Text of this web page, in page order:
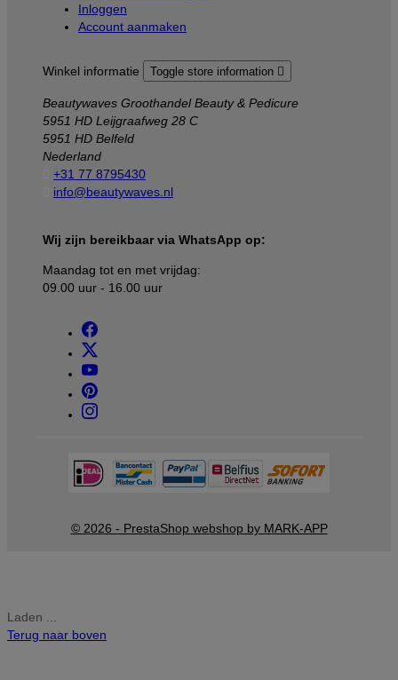
Inloggen
Account aanmaken
Winkel informatie Toggle store information 
Beautywaves Groothandel Beauty & Pedicure
5951 HD Leijgraafweg 28 C
5951 HD Belfeld
Nederland
+31 77 8795430
info@beautywaves.nl
Wij zijn bereikbaar via WhatsApp op:
Maandag tot en met vrijdag:
09.00 uur - 16.00 uur
© 2026 - PrestaShop webshop by MARK-APP
Laden ...
Terug naar boven